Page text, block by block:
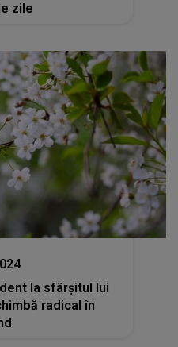
zile
la sfârșitul lui
radical în